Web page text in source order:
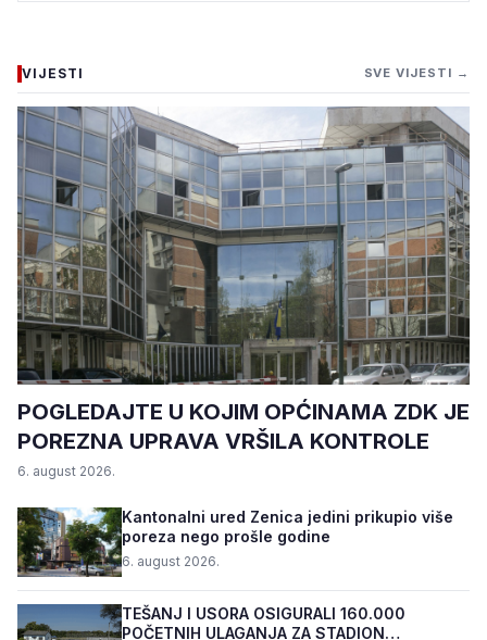
VIJESTI SVE VIJESTI →
POGLEDAJTE U KOJIM OPĆINAMA ZDK JE
POREZNA UPRAVA VRŠILA KONTROLE
6. august 2026.
Kantonalni ured Zenica jedini prikupio više
poreza nego prošle godine
6. august 2026.
TEŠANJ I USORA OSIGURALI 160.000
POČETNIH ULAGANJA ZA STADION